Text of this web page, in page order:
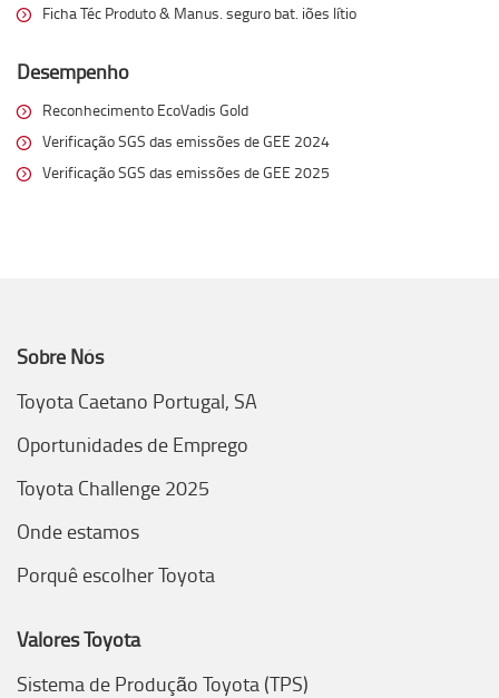
Ficha Téc Produto & Manus. seguro bat. iões lítio
Desempenho
Reconhecimento EcoVadis Gold
Verificação SGS das emissões de GEE 2024
Verificação SGS das emissões de GEE 2025
Sobre Nós
Toyota Caetano Portugal, SA
Oportunidades de Emprego
Toyota Challenge 2025
Onde estamos
Porquê escolher Toyota
Valores Toyota
Sistema de Produção Toyota (TPS)